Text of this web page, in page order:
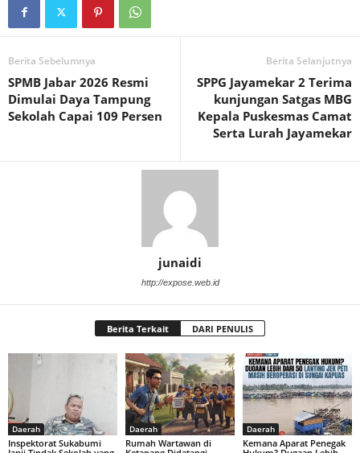
Berita Sebelumnya
SPMB Jabar 2026 Resmi
Dimulai Daya Tampung
Sekolah Capai 109 Persen
Berita Selanjutnya
SPPG Jayamekar 2 Terima
kunjungan Satgas MBG
Kepala Puskesmas Camat
Serta Lurah Jayamekar
junaidi
http://expose.web.id
Berita Terkait DARI PENULIS
Daerah
Inspektorat Sukabumi
Daerah
Rumah Wartawan di
Daerah
Kemana Aparat Penegak